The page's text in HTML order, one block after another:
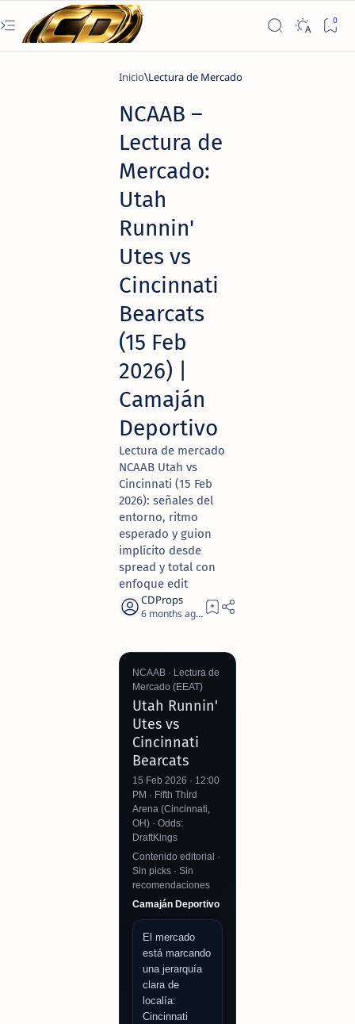
Inicio Lectura de Mercado
NCAAB –
Lectura de
Mercado:
Utah
Runnin'
Utes vs
Cincinnati
Bearcats
(15 Feb
2026) |
Camaján
Deportivo
Lectura de mercado
NCAAB Utah vs
Cincinnati (15 Feb
2026): señales del
entorno, ritmo
esperado y guion
implícito desde
spread y total con
enfoque edit
6 months ago 17
NCAAB · Lectura de
Mercado (EEAT)
Utah Runnin'
Utes vs
Cincinnati
Bearcats
15 Feb 2026 · 12:00
PM · Fifth Third
Arena (Cincinnati,
OH) · Odds:
DraftKings
Contenido editorial ·
Sin picks · Sin
recomendaciones
Camaján Deportivo
El mercado
está marcando
una jerarquía
clara de
localía:
Cincinnati